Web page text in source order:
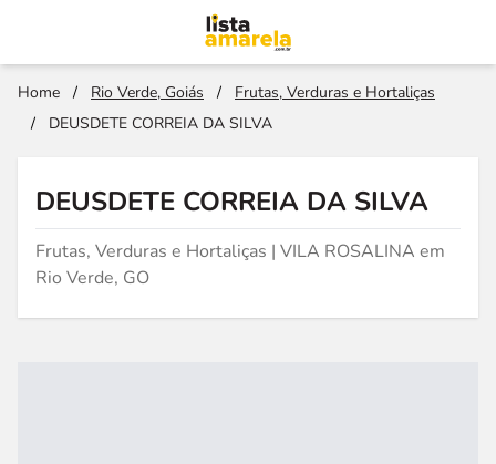
Home / Rio Verde, Goiás /
Frutas, Verduras e Hortaliças
/
DEUSDETE CORREIA DA SILVA
DEUSDETE CORREIA DA SILVA
Frutas, Verduras e Hortaliças | VILA ROSALINA em
Rio Verde, GO